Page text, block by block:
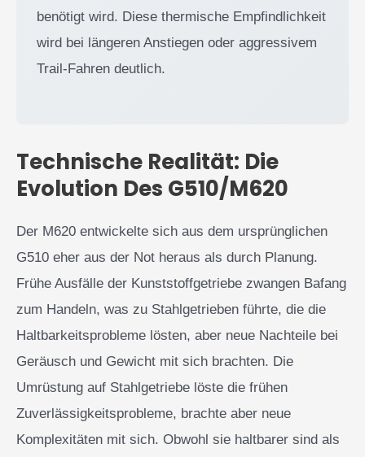
benötigt wird. Diese thermische Empfindlichkeit
wird bei längeren Anstiegen oder aggressivem
Trail-Fahren deutlich.
Technische Realität: Die
Evolution Des G510/M620
Der M620 entwickelte sich aus dem ursprünglichen
G510 eher aus der Not heraus als durch Planung.
Frühe Ausfälle der Kunststoffgetriebe zwangen Bafang
zum Handeln, was zu Stahlgetrieben führte, die die
Haltbarkeitsprobleme lösten, aber neue Nachteile bei
Geräusch und Gewicht mit sich brachten. Die
Umrüstung auf Stahlgetriebe löste die frühen
Zuverlässigkeitsprobleme, brachte aber neue
Komplexitäten mit sich. Obwohl sie haltbarer sind als